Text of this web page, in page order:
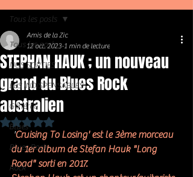
Tous les posts
NOS SORTIES
LES INDISPENSABLES
Général
Blues
Blues Rock
Rock
Tous les posts
STEPHAN HAUK ; un nouveau
grand du Blues Rock
australien
Amis de la Zic
12 oct. 2023 1 min de lecture
Noté NaN étoiles sur 5.
'Cruising To Losing' est le 3ème morceau
du 1er album de Stefan Hauk "Long
Road" sorti en 2017.